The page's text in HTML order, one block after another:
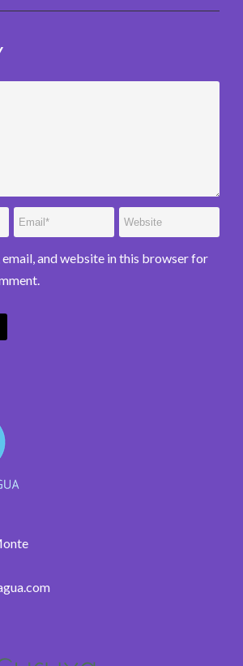
email, and website in this browser for